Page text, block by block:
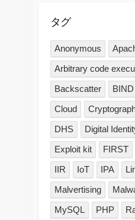
タグ
Anonymous
Arbitrary code
Backscatter
BIND
Cloud
DHS
Digital
Exploit kit
FIRST
IIR
IoT IPA
Malvertising
MySQL
PHP